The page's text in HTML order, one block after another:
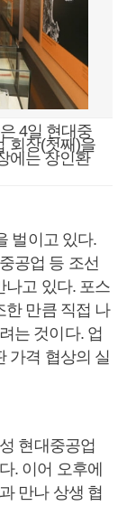
4일 현대중
회장(첫째)을
에는 장인환
벌이고 있다.
공업 등 조선
나고 있다. 포스
한 만큼 직접 나
는 것이다. 업
가격 협상의 실
현대중공업
. 이어 오후에
만나 상생 협